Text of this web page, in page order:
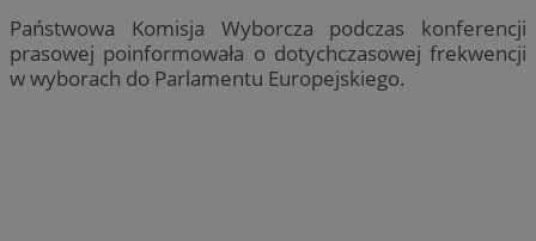
Państwowa Komisja Wyborcza podczas konferencji
prasowej poinformowała o dotychczasowej frekwencji
w wyborach do Parlamentu Europejskiego.